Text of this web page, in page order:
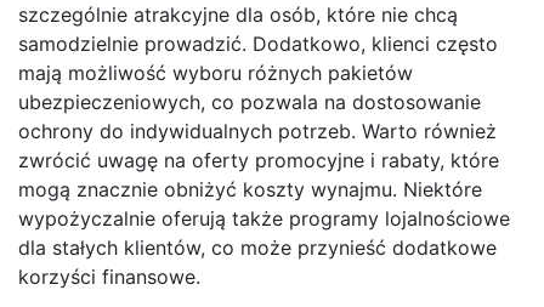
szczególnie atrakcyjne dla osób, które nie chcą
samodzielnie prowadzić. Dodatkowo, klienci często
mają możliwość wyboru różnych pakietów
ubezpieczeniowych, co pozwala na dostosowanie
ochrony do indywidualnych potrzeb. Warto również
zwrócić uwagę na oferty promocyjne i rabaty, które
mogą znacznie obniżyć koszty wynajmu. Niektóre
wypożyczalnie oferują także programy lojalnościowe
dla stałych klientów, co może przynieść dodatkowe
korzyści finansowe.